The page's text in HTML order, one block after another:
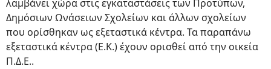
λαμβάνει χώρα στις εγκαταστάσεις των Προτύπων,
Δημόσιων Ωνάσειων Σχολείων και άλλων σχολείων
που ορίσθηκαν ως εξεταστικά κέντρα. Τα παραπάνω
εξεταστικά κέντρα (Ε.Κ.) έχουν ορισθεί από την οικεία
Π.Δ.Ε..